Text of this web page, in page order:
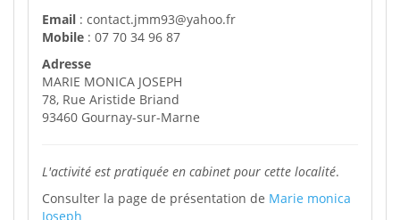
Email : contact.jmm93@yahoo.fr
Mobile : 07 70 34 96 87
Adresse
MARIE MONICA JOSEPH
78, Rue Aristide Briand
93460 Gournay-sur-Marne
L'activité est pratiquée en cabinet pour cette localité.
Consulter la page de présentation de Marie monica
Joseph